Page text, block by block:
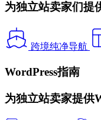
为独立站卖家们提
跨境纯净导航
WordPress指南
为独立站卖家提供